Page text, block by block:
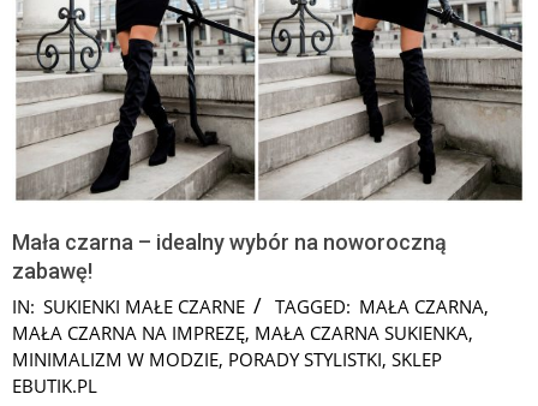
Mała czarna – idealny wybór na noworoczną
zabawę!
IN: SUKIENKI MAŁE CZARNE TAGGED: MAŁA CZARNA,
MAŁA CZARNA NA IMPREZĘ, MAŁA CZARNA SUKIENKA,
MINIMALIZM W MODZIE, PORADY STYLISTKI, SKLEP
EBUTIK.PL